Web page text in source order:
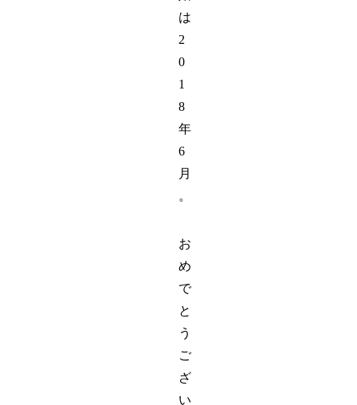
は
2
0
1
8
年
6
月
。
お
め
で
と
う
ご
ざ
い